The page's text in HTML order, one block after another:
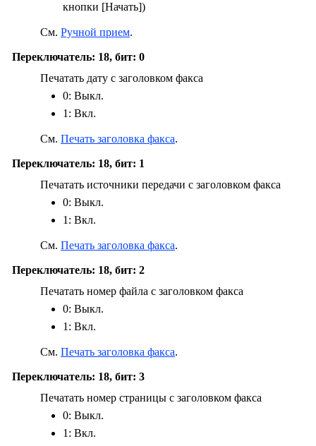
кнопки [Начать])
См. Ручной прием.
Переключатель: 18, бит: 0
Печатать дату с заголовком факса
0: Выкл.
1: Вкл.
См. Печать заголовка факса.
Переключатель: 18, бит: 1
Печатать источники передачи с заголовком факса
0: Выкл.
1: Вкл.
См. Печать заголовка факса.
Переключатель: 18, бит: 2
Печатать номер файла с заголовком факса
0: Выкл.
1: Вкл.
См. Печать заголовка факса.
Переключатель: 18, бит: 3
Печатать номер страницы с заголовком факса
0: Выкл.
1: Вкл.